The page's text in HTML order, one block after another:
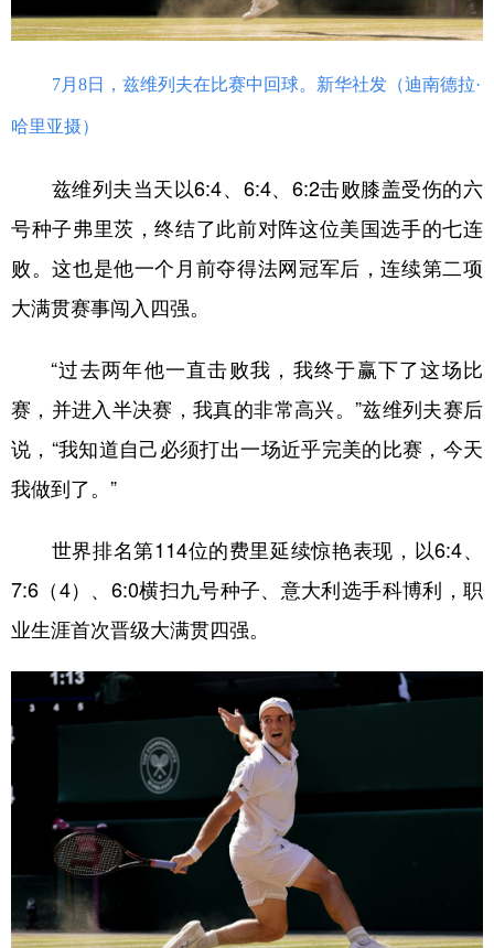
地方频道
北京 天津 河北 山西
辽宁
山东 河南 湖北 湖南
广东 广西 海南 重庆
四川 贵州
陕西 甘肃 青海 宁夏
新疆 内蒙古 黑龙江
多语种频道
English Español Français عربى
Русский язык 日本語 한국어
Deutsch Português
7月8日，兹维列夫在比赛中回球。新华社发（迪南德拉·
哈里亚摄）
兹维列夫当天以6:4、6:4、6:2击败膝盖受伤的六
号种子弗里茨，终结了此前对阵这位美国选手的七连
败。这也是他一个月前夺得法网冠军后，连续第二项
大满贯赛事闯入四强。
“过去两年他一直击败我，我终于赢下了这场比
赛，并进入半决赛，我真的非常高兴。”兹维列夫赛后
说，“我知道自己必须打出一场近乎完美的比赛，今天
我做到了。”
世界排名第114位的费里延续惊艳表现，以6:4、
7:6（4）、6:0横扫九号种子、意大利选手科博利，职
业生涯首次晋级大满贯四强。